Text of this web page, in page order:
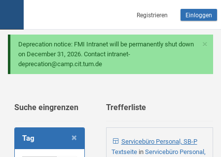
Registrieren Einloggen
×
Deprecation notice: FMI Intranet will be permanently shut down
on December 31, 2026. Contact intranet-
deprecation@camp.cit.tum.de
Suche eingrenzen
×
Tag
Trefferliste
Servicebüro Personal, SB-P
Textseite in Servicebüro Personal,